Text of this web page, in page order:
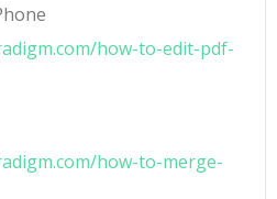
how-to-edit-pdf-
how-to-merge-